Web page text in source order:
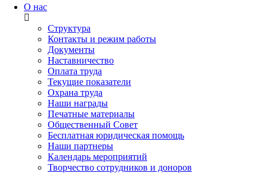
О нас
Структура
Контакты и режим работы
Документы
Наставничество
Оплата труда
Текущие показатели
Охрана труда
Наши награды
Печатные материалы
Общественный Совет
Бесплатная юридическая помощь
Наши партнеры
Календарь мероприятий
Творчество сотрудников и доноров